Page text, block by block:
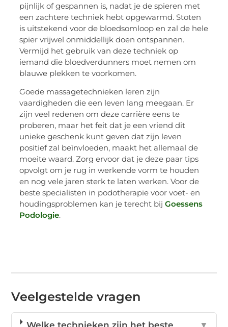
pijnlijk of gespannen is, nadat je de spieren met
een zachtere techniek hebt opgewarmd. Stoten
is uitstekend voor de bloedsomloop en zal de hele
spier vrijwel onmiddellijk doen ontspannen.
Vermijd het gebruik van deze techniek op
iemand die bloedverdunners moet nemen om
blauwe plekken te voorkomen.
Goede massagetechnieken leren zijn
vaardigheden die een leven lang meegaan. Er
zijn veel redenen om deze carrière eens te
proberen, maar het feit dat je een vriend dit
unieke geschenk kunt geven dat zijn leven
positief zal beïnvloeden, maakt het allemaal de
moeite waard. Zorg ervoor dat je deze paar tips
opvolgt om je rug in werkende vorm te houden
en nog vele jaren sterk te laten werken. Voor de
beste specialisten in podotherapie voor voet- en
houdingsproblemen kan je terecht bijGoessens
Podologie.
Veelgestelde vragen